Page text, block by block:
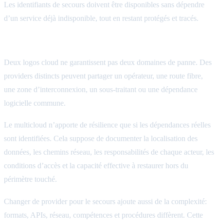
Les identifiants de secours doivent être disponibles sans dépendre
d’un service déjà indisponible, tout en restant protégés et tracés.
Deux logos cloud ne garantissent pas deux domaines de panne. Des
providers distincts peuvent partager un opérateur, une route fibre,
une zone d’interconnexion, un sous-traitant ou une dépendance
logicielle commune.
Le multicloud n’apporte de résilience que si les dépendances réelles
sont identifiées. Cela suppose de documenter la localisation des
données, les chemins réseau, les responsabilités de chaque acteur, les
conditions d’accès et la capacité effective à restaurer hors du
périmètre touché.
Changer de provider pour le secours ajoute aussi de la complexité:
formats, APIs, réseau, compétences et procédures diffèrent. Cette